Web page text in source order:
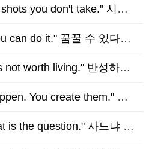
조건 실패할 수 밖에 없다. - Wayne Gretzky (웨인 그레츠키)
다면, 할 수 있다. - Walt Disney (월트 디즈니)
는 인생은 살 가치가 없다. - Socrates (소크라테스)
오지 않고, 스스로 만들어야 한다. - Chris Grosser (크리스 그로…
것이 문제로다. - William Shakespeare (윌리엄 셰익스피어)